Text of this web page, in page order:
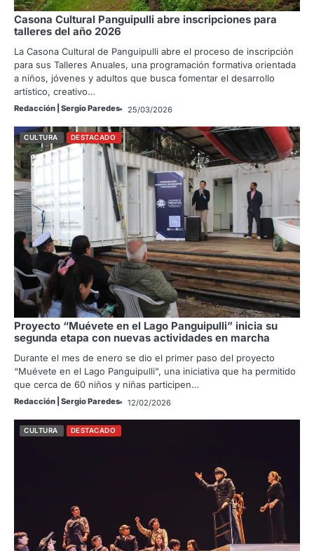
Casona Cultural Panguipulli abre inscripciones para
talleres del año 2026
La Casona Cultural de Panguipulli abre el proceso de inscripción
para sus Talleres Anuales, una programación formativa orientada
a niños, jóvenes y adultos que busca fomentar el desarrollo
artístico, creativo…
Redacción | Sergio Paredes 25/03/2026
CULTURA DESTACADO
Proyecto “Muévete en el Lago Panguipulli” inicia su
segunda etapa con nuevas actividades en marcha
Durante el mes de enero se dio el primer paso del proyecto
“Muévete en el Lago Panguipulli”, una iniciativa que ha permitido
que cerca de 60 niños y niñas participen…
Redacción | Sergio Paredes 12/02/2026
CULTURA DESTACADO